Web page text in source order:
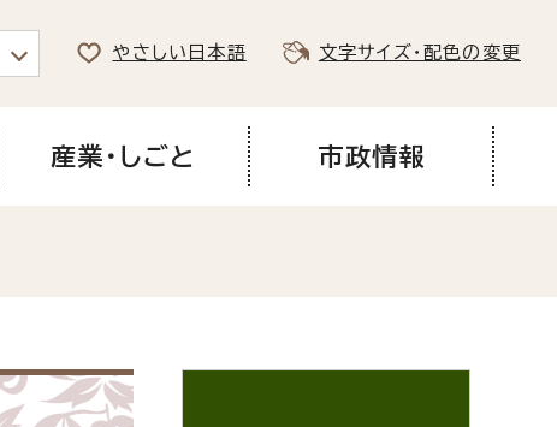
やさしい日本語 文字サイズ・配色の変更
産業・しごと 市政情報